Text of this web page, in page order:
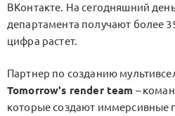
ВКонтакте. На сегодняшний
департамента получают более
цифра растет.
Партнер по созданию
Tomorrow's render team –
которые создают иммерсивные